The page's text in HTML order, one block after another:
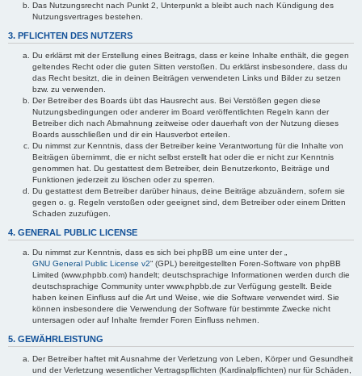
Das Nutzungsrecht nach Punkt 2, Unterpunkt a bleibt auch nach Kündigung des
Nutzungsvertrages bestehen.
3. PFLICHTEN DES NUTZERS
Du erklärst mit der Erstellung eines Beitrags, dass er keine Inhalte enthält, die gegen
geltendes Recht oder die guten Sitten verstoßen. Du erklärst insbesondere, dass du
das Recht besitzt, die in deinen Beiträgen verwendeten Links und Bilder zu setzen
bzw. zu verwenden.
Der Betreiber des Boards übt das Hausrecht aus. Bei Verstößen gegen diese
Nutzungsbedingungen oder anderer im Board veröffentlichten Regeln kann der
Betreiber dich nach Abmahnung zeitweise oder dauerhaft von der Nutzung dieses
Boards ausschließen und dir ein Hausverbot erteilen.
Du nimmst zur Kenntnis, dass der Betreiber keine Verantwortung für die Inhalte von
Beiträgen übernimmt, die er nicht selbst erstellt hat oder die er nicht zur Kenntnis
genommen hat. Du gestattest dem Betreiber, dein Benutzerkonto, Beiträge und
Funktionen jederzeit zu löschen oder zu sperren.
Du gestattest dem Betreiber darüber hinaus, deine Beiträge abzuändern, sofern sie
gegen o. g. Regeln verstoßen oder geeignet sind, dem Betreiber oder einem Dritten
Schaden zuzufügen.
4. GENERAL PUBLIC LICENSE
Du nimmst zur Kenntnis, dass es sich bei phpBB um eine unter der „
GNU General Public License v2“ (GPL) bereitgestellten Foren-Software von phpBB
Limited (www.phpbb.com) handelt; deutschsprachige Informationen werden durch die
deutschsprachige Community unter www.phpbb.de zur Verfügung gestellt. Beide
haben keinen Einfluss auf die Art und Weise, wie die Software verwendet wird. Sie
können insbesondere die Verwendung der Software für bestimmte Zwecke nicht
untersagen oder auf Inhalte fremder Foren Einfluss nehmen.
5. GEWÄHRLEISTUNG
Der Betreiber haftet mit Ausnahme der Verletzung von Leben, Körper und Gesundheit
und der Verletzung wesentlicher Vertragspflichten (Kardinalpflichten) nur für Schäden,